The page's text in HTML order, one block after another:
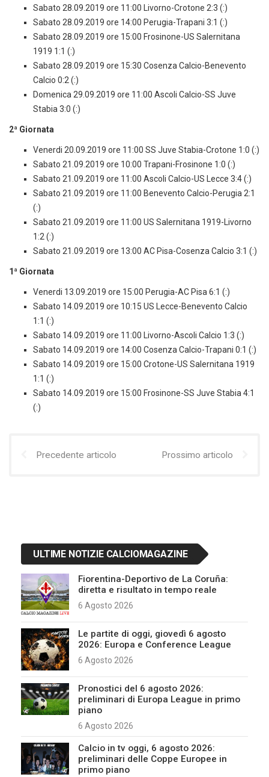
Sabato 28.09.2019 ore 11:00 Livorno-Crotone 2:3 (:)
Sabato 28.09.2019 ore 14:00 Perugia-Trapani 3:1 (:)
Sabato 28.09.2019 ore 15:00 Frosinone-US Salernitana
1919 1:1 (:)
Sabato 28.09.2019 ore 15:30 Cosenza Calcio-Benevento
Calcio 0:2 (:)
Domenica 29.09.2019 ore 11:00 Ascoli Calcio-SS Juve
Stabia 3:0 (:)
2ª Giornata
Venerdi 20.09.2019 ore 11:00 SS Juve Stabia-Crotone 1:0 (:)
Sabato 21.09.2019 ore 10:00 Trapani-Frosinone 1:0 (:)
Sabato 21.09.2019 ore 11:00 Ascoli Calcio-US Lecce 3:4 (:)
Sabato 21.09.2019 ore 11:00 Benevento Calcio-Perugia 2:1
(:)
Sabato 21.09.2019 ore 11:00 US Salernitana 1919-Livorno
1:2 (:)
Sabato 21.09.2019 ore 13:00 AC Pisa-Cosenza Calcio 3:1 (:)
1ª Giornata
Venerdi 13.09.2019 ore 15:00 Perugia-AC Pisa 6:1 (:)
Sabato 14.09.2019 ore 10:15 US Lecce-Benevento Calcio
1:1 (:)
Sabato 14.09.2019 ore 11:00 Livorno-Ascoli Calcio 1:3 (:)
Sabato 14.09.2019 ore 14:00 Cosenza Calcio-Trapani 0:1 (:)
Sabato 14.09.2019 ore 15:00 Crotone-US Salernitana 1919
1:1 (:)
Sabato 14.09.2019 ore 15:00 Frosinone-SS Juve Stabia 4:1
(:)
Precedente articolo Prossimo articolo
ULTIME NOTIZIE CALCIOMAGAZINE
Fiorentina-Deportivo de La Coruña:
diretta e risultato in tempo reale
6 Agosto 2026
Le partite di oggi, giovedì 6 agosto
2026: Europa e Conference League
6 Agosto 2026
Pronostici del 6 agosto 2026:
preliminari di Europa League in primo
piano
6 Agosto 2026
Calcio in tv oggi, 6 agosto 2026:
preliminari delle Coppe Europee in
primo piano